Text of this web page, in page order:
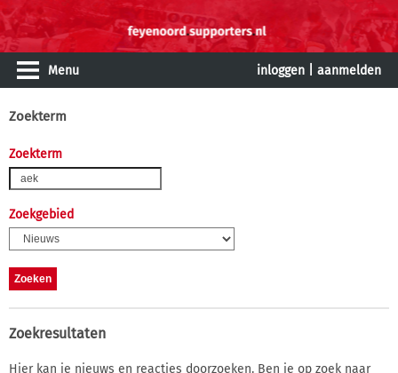
Menu inloggen aanmelden
Zoekterm
Zoekterm
Zoekgebied
Zoekresultaten
Hier kan je nieuws en reacties doorzoeken. Ben je op zoek naar